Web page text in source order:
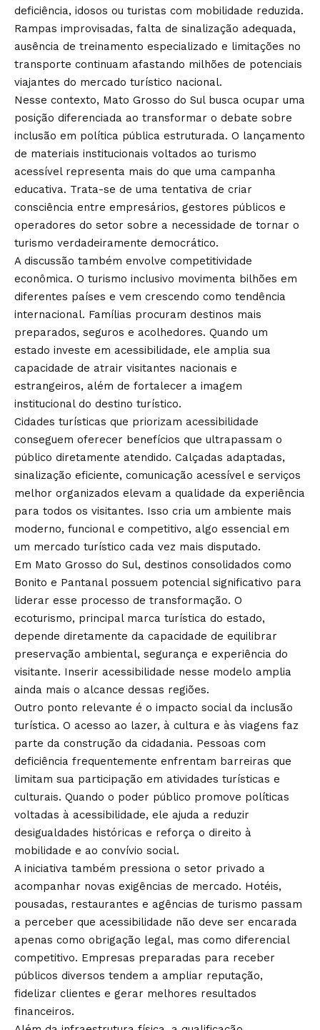
deficiência, idosos ou turistas com mobilidade reduzida.
Rampas improvisadas, falta de sinalização adequada,
ausência de treinamento especializado e limitações no
transporte continuam afastando milhões de potenciais
viajantes do mercado turístico nacional.
Nesse contexto, Mato Grosso do Sul busca ocupar uma
posição diferenciada ao transformar o debate sobre
inclusão em política pública estruturada. O lançamento
de materiais institucionais voltados ao turismo
acessível representa mais do que uma campanha
educativa. Trata-se de uma tentativa de criar
consciência entre empresários, gestores públicos e
operadores do setor sobre a necessidade de tornar o
turismo verdadeiramente democrático.
A discussão também envolve competitividade
econômica. O turismo inclusivo movimenta bilhões em
diferentes países e vem crescendo como tendência
internacional. Famílias procuram destinos mais
preparados, seguros e acolhedores. Quando um
estado investe em acessibilidade, ele amplia sua
capacidade de atrair visitantes nacionais e
estrangeiros, além de fortalecer a imagem
institucional do destino turístico.
Cidades turísticas que priorizam acessibilidade
conseguem oferecer benefícios que ultrapassam o
público diretamente atendido. Calçadas adaptadas,
sinalização eficiente, comunicação acessível e serviços
melhor organizados elevam a qualidade da experiência
para todos os visitantes. Isso cria um ambiente mais
moderno, funcional e competitivo, algo essencial em
um mercado turístico cada vez mais disputado.
Em Mato Grosso do Sul, destinos consolidados como
Bonito e Pantanal possuem potencial significativo para
liderar esse processo de transformação. O
ecoturismo, principal marca turística do estado,
depende diretamente da capacidade de equilibrar
preservação ambiental, segurança e experiência do
visitante. Inserir acessibilidade nesse modelo amplia
ainda mais o alcance dessas regiões.
Outro ponto relevante é o impacto social da inclusão
turística. O acesso ao lazer, à cultura e às viagens faz
parte da construção da cidadania. Pessoas com
deficiência frequentemente enfrentam barreiras que
limitam sua participação em atividades turísticas e
culturais. Quando o poder público promove políticas
voltadas à acessibilidade, ele ajuda a reduzir
desigualdades históricas e reforça o direito à
mobilidade e ao convívio social.
A iniciativa também pressiona o setor privado a
acompanhar novas exigências de mercado. Hotéis,
pousadas, restaurantes e agências de turismo passam
a perceber que acessibilidade não deve ser encarada
apenas como obrigação legal, mas como diferencial
competitivo. Empresas preparadas para receber
públicos diversos tendem a ampliar reputação,
fidelizar clientes e gerar melhores resultados
financeiros.